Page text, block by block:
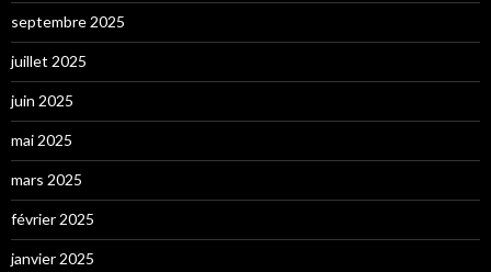
septembre 2025
juillet 2025
juin 2025
mai 2025
mars 2025
février 2025
janvier 2025